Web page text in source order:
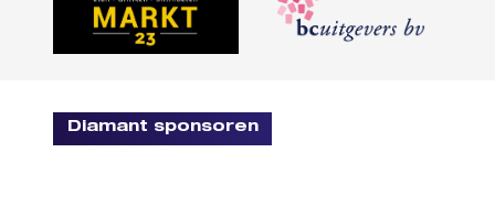
Diamant sponsoren